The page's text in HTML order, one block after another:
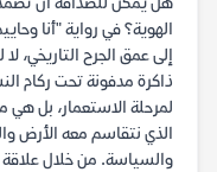
الهوية؟ في رواية "أنا
إلى عمق الجرح
ذاكرة مدفونة تحت ركام
لمرحلة الاستعمار، بل هي
الذي نتقاسم معه الأرض
والسياسة. من خلال